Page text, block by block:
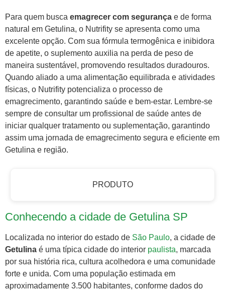
Para quem busca emagrecer com segurança e de forma
natural em Getulina, o Nutrifity se apresenta como uma
excelente opção. Com sua fórmula termogênica e inibidora
de apetite, o suplemento auxilia na perda de peso de
maneira sustentável, promovendo resultados duradouros.
Quando aliado a uma alimentação equilibrada e atividades
físicas, o Nutrifity potencializa o processo de
emagrecimento, garantindo saúde e bem-estar. Lembre-se
sempre de consultar um profissional de saúde antes de
iniciar qualquer tratamento ou suplementação, garantindo
assim uma jornada de emagrecimento segura e eficiente em
Getulina e região.
PRODUTO
Conhecendo a cidade de Getulina SP
Localizada no interior do estado de São Paulo, a cidade de
Getulina é uma típica cidade do interior paulista, marcada
por sua história rica, cultura acolhedora e uma comunidade
forte e unida. Com uma população estimada em
aproximadamente 3.500 habitantes, conforme dados do